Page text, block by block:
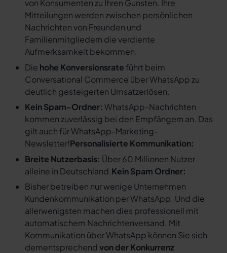
von Konsumenten zu Ihren Gunsten. Ihre
Mitteilungen werden zwischen persönlichen
Nachrichten von Freunden und
Familienmitgliedern die verdiente
Aufmerksamkeit bekommen.
Die hohe Konversionsrate führt beim
Conversational Commerce über WhatsApp zu
deutlich gesteigerten Umsatzerlösen.
Kein Spam-Ordner: WhatsApp-Nachrichten
kommen zuverlässig bei den Empfängern an. Das
gilt auch für WhatsApp-Marketing-
Newsletter!Personalisierte Kommunikation:
Breite Nutzerbasis: Über 60 Millionen Nutzer
alleine in Deutschland.Kein Spam Ordner:
Bisher betreiben nur wenige Unternehmen
Kundenkommunikation per WhatsApp. Und die
allerwenigsten machen dies professionell mit
automatischem Nachrichtenversand. Mit
Kommunikation über WhatsApp können Sie sich
dementsprechendvon der Konkurrenz